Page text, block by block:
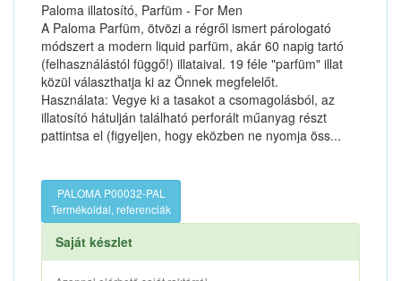
Paloma illatosító, Parfüm - For Men
A Paloma Parfüm, ötvözi a régről ismert párologató
módszert a modern liquid parfüm, akár 60 napig tartó
(felhasználástól függő!) illataival. 19 féle "parfüm" illat
közül választhatja ki az Önnek megfelelőt.
Használata: Vegye ki a tasakot a csomagolásból, az
illatosító hátulján található perforált műanyag részt
pattintsa el (figyeljen, hogy eközben ne nyomja öss...
PALOMA P00032-PAL
Termékoldal, referenciák
Saját készlet